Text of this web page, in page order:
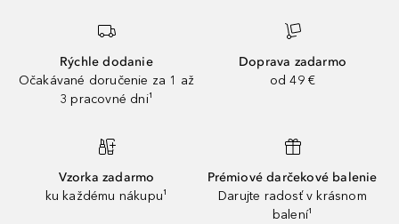
Rýchle dodanie
Očakávané doručenie za 1 až
3 pracovné dni¹
Doprava zadarmo
od 49 €
Vzorka zadarmo
ku každému nákupu¹
Prémiové darčekové balenie
Darujte radosť v krásnom
balení¹